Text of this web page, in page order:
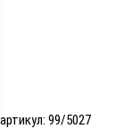
артикул: 99/5027